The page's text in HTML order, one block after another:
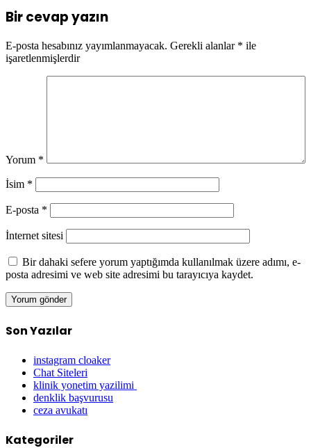
Bir cevap yazın
E-posta hesabınız yayımlanmayacak. Gerekli alanlar * ile
işaretlenmişlerdir
Yorum *
İsim *
E-posta *
İnternet sitesi
Bir dahaki sefere yorum yaptığımda kullanılmak üzere adımı, e-
posta adresimi ve web site adresimi bu tarayıcıya kaydet.
Son Yazılar
instagram cloaker
Chat Siteleri
klinik yonetim yazilimi
denklik başvurusu
ceza avukatı
Kategoriler